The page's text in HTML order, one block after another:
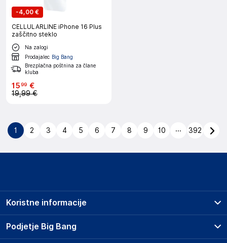
-4,00 €
CELLULARLINE iPhone 16 Plus
zaščitno steklo
Na zalogi
Prodajalec Big Bang
Brezplačna poštnina za člane
kluba
1599 €
19,99 €
1 2 3 4 5 6 7 8 9 10 ... 392
Podjetje Big Bang
Koristne informacije
Prodajna mesta